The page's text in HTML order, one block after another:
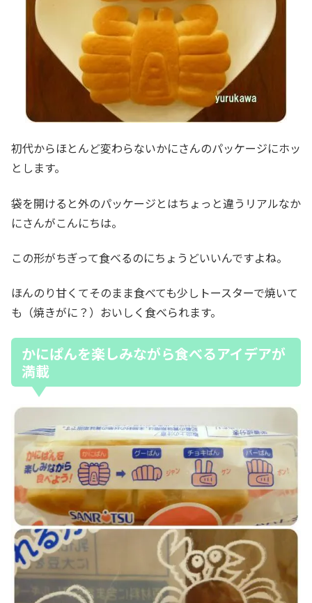
初代からほとんど変わらないかにさんのパッケージにホッ
とします。
袋を開けると外のパッケージとはちょっと違うリアルなか
にさんがこんにちは。
この形がちぎって食べるのにちょうどいいんですよね。
ほんのり甘くてそのまま食べても少しトースターで焼いて
も（焼きがに？）おいしく食べられます。
かにぱんを楽しみながら食べるアイデアが
満載